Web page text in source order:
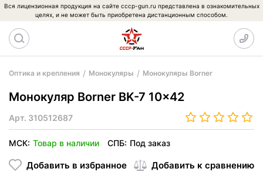
Вся лицензионная продукция на сайте cccp-gun.ru представлена в ознакомительных
целях, и не может быть приобретена дистанционным способом.
Оптика и крепления Монокуляры Монокуляры Borner
Монокуляр Borner BK-7 10x42
Арт. 310512687
МСК: Товар в наличии СПБ: Под заказ
Добавить в избранное Добавить к сравнению